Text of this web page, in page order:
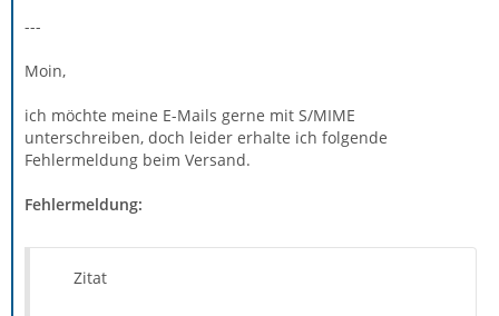
---
Moin,
ich möchte meine E-Mails gerne mit S/MIME
unterschreiben, doch leider erhalte ich folgende
Fehlermeldung beim Versand.
Fehlermeldung:
Zitat